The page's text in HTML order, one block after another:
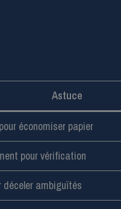
Astuce
économiser papier
pour vérification
déceler ambiguïtés